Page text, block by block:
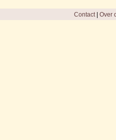
Contact| Over